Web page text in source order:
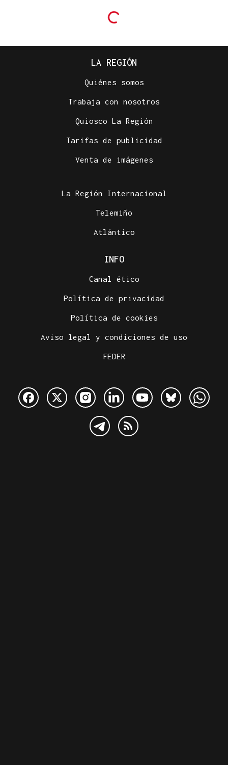
LA REGIÓN
Quiénes somos
Trabaja con nosotros
Quiosco La Región
Tarifas de publicidad
Venta de imágenes
La Región Internacional
Telemiño
Atlántico
INFO
Canal ético
Política de privacidad
Política de cookies
Aviso legal y condiciones de uso
FEDER